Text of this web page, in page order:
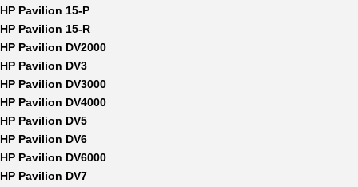
HP Pavilion 15-P
HP Pavilion 15-R
HP Pavilion DV2000
HP Pavilion DV3
HP Pavilion DV3000
HP Pavilion DV4000
HP Pavilion DV5
HP Pavilion DV6
HP Pavilion DV6000
HP Pavilion DV7